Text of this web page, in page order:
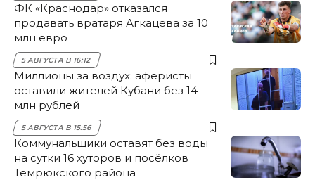
ФК «Краснодар» отказался
продавать вратаря Агкацева за 10
млн евро
5 АВГУСТА В 16:12
Миллионы за воздух: аферисты
оставили жителей Кубани без 14
млн рублей
5 АВГУСТА В 15:56
Коммунальщики оставят без воды
на сутки 16 хуторов и посёлков
Темрюкского района